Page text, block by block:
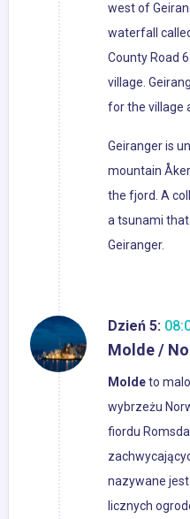
west of
waterfall
County Road
village.
for the village
Geiranger is
mountain
the fjord. A
a tsunami
Geiranger.
Dzień 5:
Molde /
Moldeto
wybrzeżu
fiordu
nazywane jest
licznych